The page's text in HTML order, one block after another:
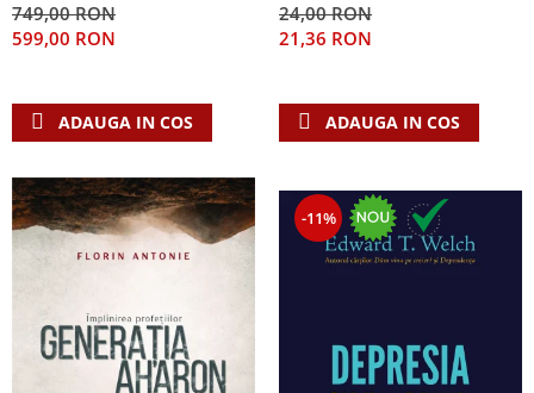
Teologie
Dogmatica
Misiune
Viata crestina
Contemporaneitate
Diverse
Lupta Spirituala
Schimbarea caracterului
749,00 RON
599,00 RON
ADAUGA IN COS
24,00 RON
21,36 RON
ADAUGA IN COS
-11%